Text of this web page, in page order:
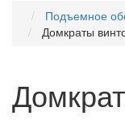
Подъемное
Домкраты